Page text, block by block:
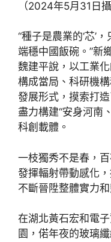
（2024年5月31日
“種子是農業的‘芯’
端穩中國飯碗。”新
魏建平說，以工業
構成當局、科研機
發展形式，摸索打
盡力構建“安身河南
科創載體。
一枝獨秀不是春，
發揮輻射帶動感化
不斷晉陞整體實力和
在湖北黃石宏和電
園，偌年夜的玻璃